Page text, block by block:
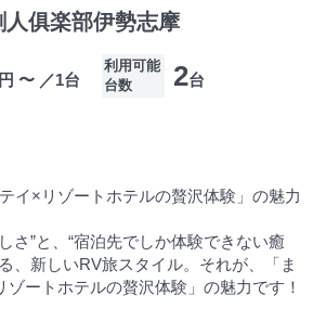
人俱楽部伊勢志摩
円 〜 ／1台
利用可能
台数
2台
イ×リゾートホテルの贅沢体験」の魅力
さ”と、“宿泊先でしか体験できない癒
、新しいRV旅スタイル。それが、「ま
ゾートホテルの贅沢体験」の魅力です！